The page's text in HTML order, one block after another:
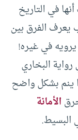
في التاريخ
يعرف الفرق بين
في غيره!
البخاري
ينم بشكل واضح
الأمانة
البسيط.